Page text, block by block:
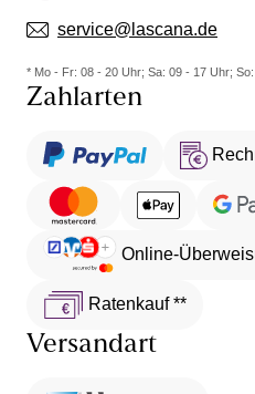
service@lascana.de
* Mo - Fr: 08 - 20 Uhr; Sa: 09 - 17 Uhr; So:
Zahlarten
Online-
Ratenkauf **
Versandart